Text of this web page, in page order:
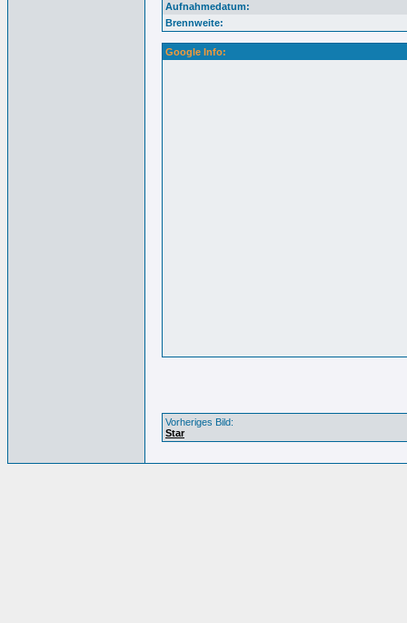
Aufnahmedatum:
Brennweite:
Google Info:
Vorheriges Bild:
Star